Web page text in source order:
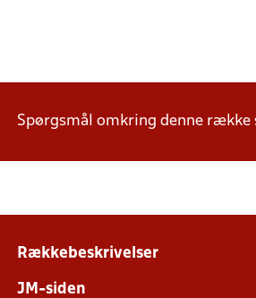
Spørgsmål omkring denne række
Rækkebeskrivelser
JM-siden